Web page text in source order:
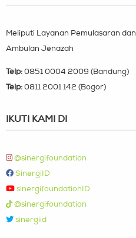
Meliputi Layanan Pemulasaran dan
Ambulan Jenazah
Telp: 0851 0004 2009 (Bandung)
Telp: 0811 2001 142 (Bogor)
IKUTI KAMI DI
@sinergifoundation
SinergiID
sinergifoundationID
@sinergifoundation
sinergiid